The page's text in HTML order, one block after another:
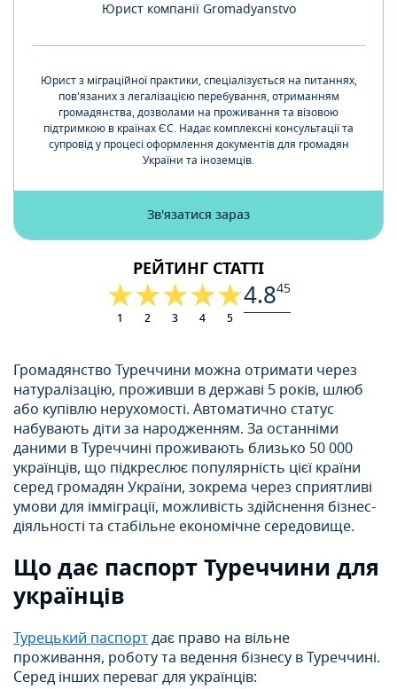
Юрист компанії Gromadyanstvo
Юрист з міграційної практики, спеціалізується на питаннях,
пов'язаних з легалізацією перебування, отриманням
громадянства, дозволами на проживання та візовою
підтримкою в країнах ЄС. Надає комплексні консультації та
супровід у процесі оформлення документів для громадян
України та іноземців.
Зв'язатися зараз
РЕЙТИНГ СТАТТІ
1 2 3 4 5
4.845
Громадянство Туреччини можна отримати через
натуралізацію, проживши в державі 5 років, шлюб
або купівлю нерухомості. Автоматично статус
набувають діти за народженням. За останніми
даними в Туреччині проживають близько 50 000
українців, що підкреслює популярність цієї країни
серед громадян України, зокрема через сприятливі
умови для імміграції, можливість здійснення бізнес-
діяльності та стабільне економічне середовище.
Що дає паспорт Туреччини для
українців
Турецький паспортдає право на вільне
проживання, роботу та ведення бізнесу в Туреччині.
Серед інших переваг для українців: